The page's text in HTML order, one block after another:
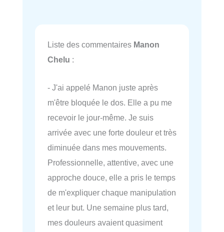
Liste des commentaires Manon
Chelu :
- J'ai appelé Manon juste après
m'être bloquée le dos. Elle a pu me
recevoir le jour-même. Je suis
arrivée avec une forte douleur et très
diminuée dans mes mouvements.
Professionnelle, attentive, avec une
approche douce, elle a pris le temps
de m'expliquer chaque manipulation
et leur but. Une semaine plus tard,
mes douleurs avaient quasiment